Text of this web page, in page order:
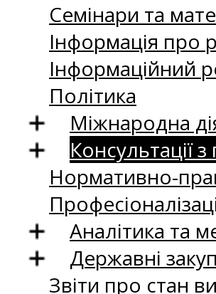
Семінари та
Інформація про
Інформаційний
Політика
Міжнародна
Консультації
Нормативно-
Аналітика та
Державні
Звіти про стан